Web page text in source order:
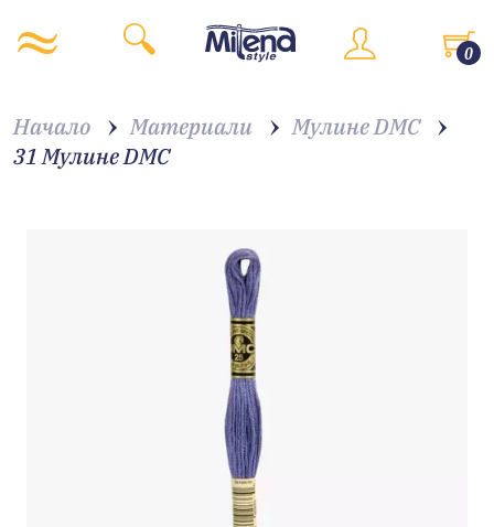
0
Начало Материали
Мулине DMC
31 Мулине DMC